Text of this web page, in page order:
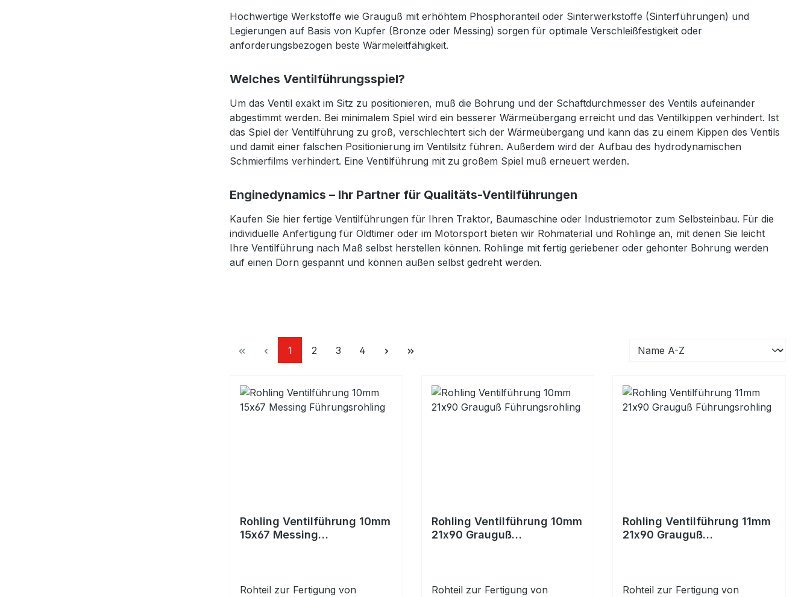
Hochwertige Werkstoffe wie Grauguß mit erhöhtem Phosphoranteil oder Sinterwerkstoffe (Sinterführungen) und
Legierungen auf Basis von Kupfer (Bronze oder Messing) sorgen für optimale Verschleißfestigkeit oder
anforderungsbezogen beste Wärmeleitfähigkeit.
Welches Ventilführungsspiel?
Um das Ventil exakt im Sitz zu positionieren, muß die Bohrung und der Schaftdurchmesser des Ventils aufeinander
abgestimmt werden. Bei minimalem Spiel wird ein besserer Wärmeübergang erreicht und das Ventilkippen verhindert. Ist
das Spiel der Ventilführung zu groß, verschlechtert sich der Wärmeübergang und kann das zu einem Kippen des Ventils
und damit einer falschen Positionierung im Ventilsitz führen. Außerdem wird der Aufbau des hydrodynamischen
Schmierfilms verhindert. Eine Ventilführung mit zu großem Spiel muß erneuert werden.
Enginedynamics – Ihr Partner für Qualitäts-Ventilführungen
Kaufen Sie hier fertige Ventilführungen für Ihren Traktor, Baumaschine oder Industriemotor zum Selbsteinbau. Für die
individuelle Anfertigung für Oldtimer oder im Motorsport bieten wir Rohmaterial und Rohlinge an, mit denen Sie leicht
Ihre Ventilführung nach Maß selbst herstellen können. Rohlinge mit fertig geriebener oder gehonter Bohrung werden
auf einen Dorn gespannt und können außen selbst gedreht werden.
Page
1 Page
2 Page
3 Page
4
Rohling Ventilführung 10mm
15x67 Messing
Rohteil zur Fertigung von
Rohling Ventilführung 10mm
21x90 Grauguß
Rohteil zur Fertigung von
Rohling Ventilführung 11mm
21x90 Grauguß
Rohteil zur Fertigung von